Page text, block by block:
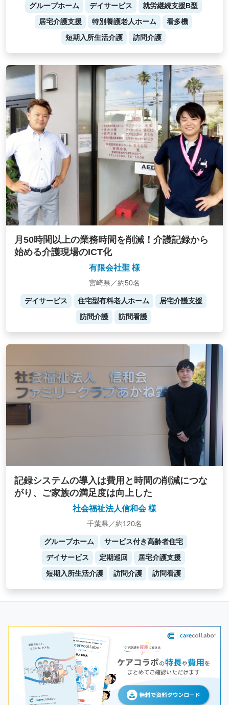
グループホーム デイサービス
就労継続支援B型
居宅介護支援
特別養護老人ホーム
看多機
短期入所生活介護
訪問介護
月50時間以上の業務時間を削減！介護記録から
始める介護現場のICT化
有限会社聖 様
宮崎県／約50名
デイサービス 住宅型有料老人ホーム
居宅介護支援
訪問介護
訪問看護
記録システムの導入は費用と時間の削減につな
がり、ご家族の満足度は向上した
社会福祉法人信和会 様
千葉県／約120名
グループホーム
サービス付き高齢者住宅
デイサービス
定期巡回
居宅介護支援
短期入所生活介護
訪問介護 訪問看護